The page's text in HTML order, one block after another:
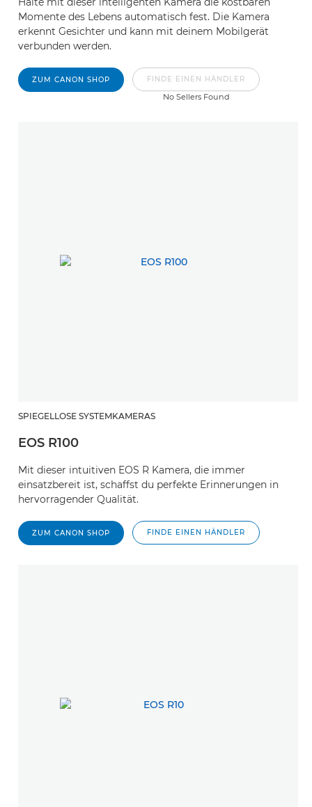
Momente des Lebens automatisch fest. Die Kamera
erkennt Gesichter und kann mit deinem Mobilgerät
verbunden werden.
ZUM CANON SHOP FINDE EINEN HÄNDLER
No Sellers Found
SPIEGELLOSE SYSTEMKAMERAS
EOS R100
Mit dieser intuitiven EOS R Kamera, die immer
einsatzbereit ist, schaffst du perfekte Erinnerungen in
hervorragender Qualität.
ZUM CANON SHOP FINDE EINEN HÄNDLER